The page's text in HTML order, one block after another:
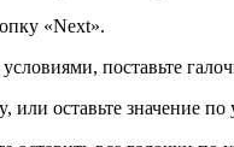
«Next».
поставьте
или оставьте значение